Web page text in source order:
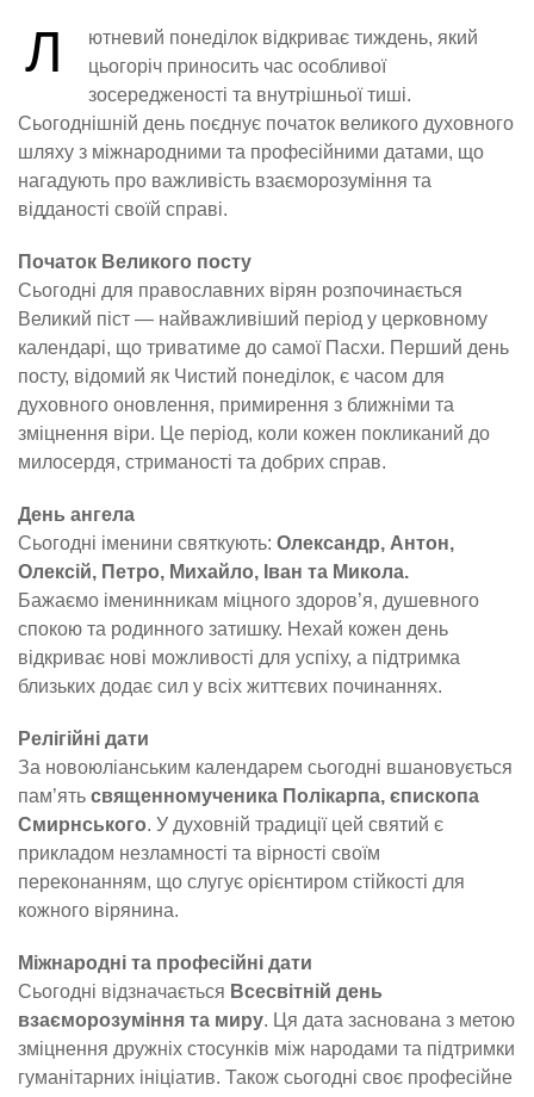
Л
ютневий понеділок відкриває тиждень, який
цьогоріч приносить час особливої
зосередженості та внутрішньої тиші.
Сьогоднішній день поєднує початок великого духовного
шляху з міжнародними та професійними датами, що
нагадують про важливість взаєморозуміння та
відданості своїй справі.
Початок Великого посту
Сьогодні для православних вірян розпочинається
Великий піст — найважливіший період у церковному
календарі, що триватиме до самої Пасхи. Перший день
посту, відомий як Чистий понеділок, є часом для
духовного оновлення, примирення з ближніми та
зміцнення віри. Це період, коли кожен покликаний до
милосердя, стриманості та добрих справ.
День ангела
Сьогодні іменини святкують: Олександр, Антон,
Олексій, Петро, Михайло, Іван та Микола.
Бажаємо іменинникам міцного здоров’я, душевного
спокою та родинного затишку. Нехай кожен день
відкриває нові можливості для успіху, а підтримка
близьких додає сил у всіх життєвих починаннях.
Релігійні дати
За новоюліанським календарем сьогодні вшановується
пам’ять священномученика Полікарпа, єпископа
Смирнського. У духовній традиції цей святий є
прикладом незламності та вірності своїм
переконанням, що слугує орієнтиром стійкості для
кожного вірянина.
Міжнародні та професійні дати
Сьогодні відзначається Всесвітній день
взаєморозуміння та миру. Ця дата заснована з метою
зміцнення дружніх стосунків між народами та підтримки
гуманітарних ініціатив. Також сьогодні своє професійне